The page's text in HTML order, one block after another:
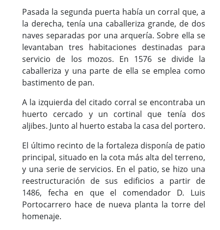
Pasada la segunda puerta había un corral que, a
la derecha, tenía una caballeriza grande, de dos
naves separadas por una arquería. Sobre ella se
levantaban tres habitaciones destinadas para
servicio de los mozos. En 1576 se divide la
caballeriza y una parte de ella se emplea como
bastimento de pan.
A la izquierda del citado corral se encontraba un
huerto cercado y un cortinal que tenía dos
aljibes. Junto al huerto estaba la casa del portero.
El último recinto de la fortaleza disponía de patio
principal, situado en la cota más alta del terreno,
y una serie de servicios. En el patio, se hizo una
reestructuración de sus edificios a partir de
1486, fecha en que el comendador D. Luis
Portocarrero hace de nueva planta la torre del
homenaje.